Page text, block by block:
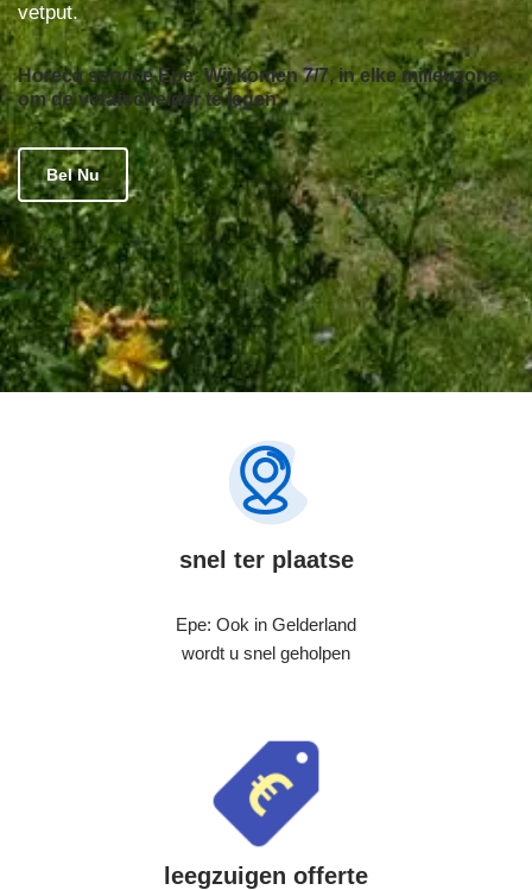
vetput.
Horeca service Epe: Wij komen 7/7, in elke milieuzone,
om de vetafscheider te legen.
Bel Nu
snel ter plaatse
Epe: Ook in Gelderland
wordt u snel geholpen
leegzuigen offerte